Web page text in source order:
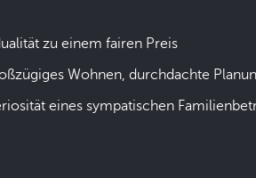
zu einem fairen Preis
Wohnen, durchdachte
eines sympatischen